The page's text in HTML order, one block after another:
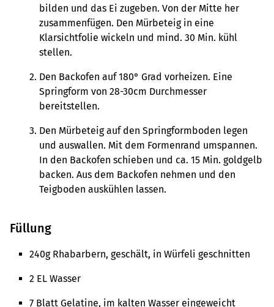
bilden und das Ei zugeben. Von der Mitte her
zusammenfügen. Den Mürbeteig in eine
Klarsichtfolie wickeln und mind. 30 Min. kühl
stellen.
Den Backofen auf 180° Grad vorheizen. Eine
Springform von 28-30cm Durchmesser
bereitstellen.
Den Mürbeteig auf den Springformboden legen
und auswallen. Mit dem Formenrand umspannen.
In den Backofen schieben und ca. 15 Min. goldgelb
backen. Aus dem Backofen nehmen und den
Teigboden auskühlen lassen.
Füllung
240g Rhabarbern, geschält, in Würfeli geschnitten
2 EL Wasser
7 Blatt Gelatine, im kalten Wasser eingeweicht